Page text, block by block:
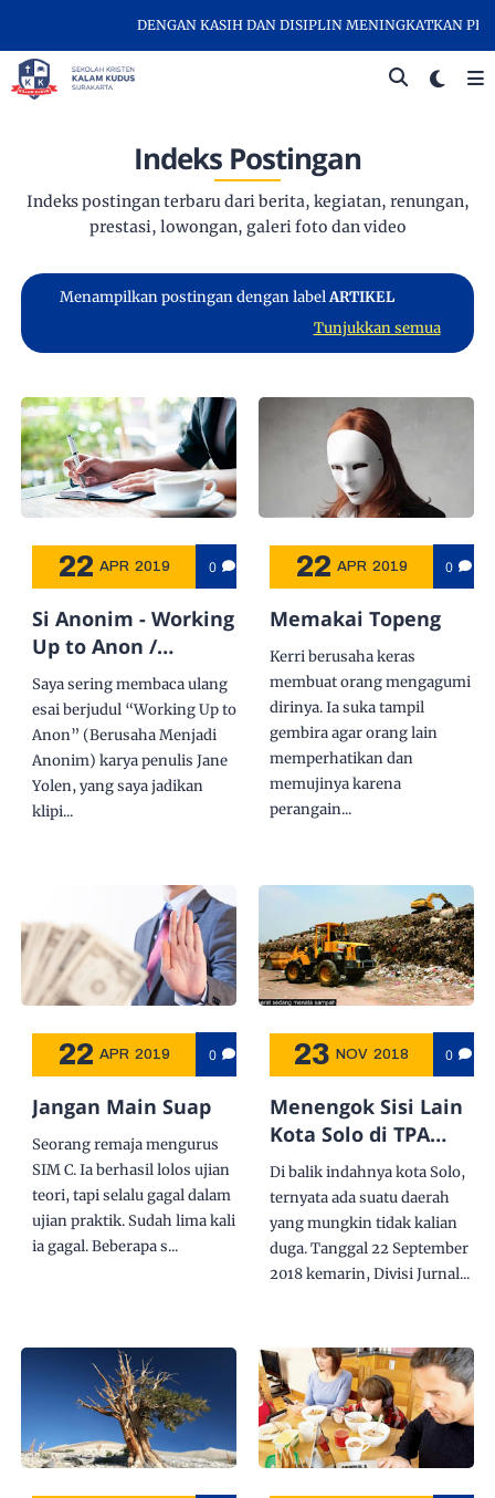
DENGAN KASIH DAN DISIPLIN MENINGKATKAN
Indeks Postingan
Indeks postingan terbaru dari berita, kegiatan, renungan,
prestasi, lowongan, galeri foto dan video
Menampilkan postingan dengan labelARTIKEL
Tunjukkan semua
22 APR 2019 0
Si Anonim - Working
Up to Anon /
Berusaha Menjadi
Anonim
Saya sering membaca ulang
esai berjudul “Working Up to
Anon” (Berusaha Menjadi
Anonim) karya penulis Jane
Yolen, yang saya jadikan
klipi...
22 APR 2019 0
Memakai Topeng
Kerri berusaha keras
membuat orang mengagumi
dirinya. Ia suka tampil
gembira agar orang lain
memperhatikan dan
memujinya karena
perangain...
22 APR 2019 0
Jangan Main Suap
Seorang remaja mengurus
SIM C. Ia berhasil lolos ujian
teori, tapi selalu gagal dalam
ujian praktik. Sudah lima kali
ia gagal. Beberapa s...
23 NOV 2018 0
Menengok Sisi Lain
Kota Solo di TPA
Putri Cempo
Di balik indahnya kota Solo,
ternyata ada suatu daerah
yang mungkin tidak kalian
duga. Tanggal 22 September
2018 kemarin, Divisi Jurnal...